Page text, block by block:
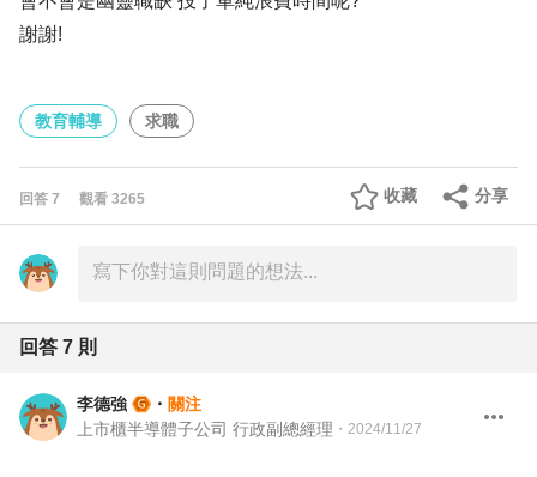
謝謝!
教育輔導 求職
回答 7 觀看 3265 分享
收藏
回答 7 則
李德強 ・ 關注
上市櫃半導體子公司 行政副總經理 ・ 2024/11/27